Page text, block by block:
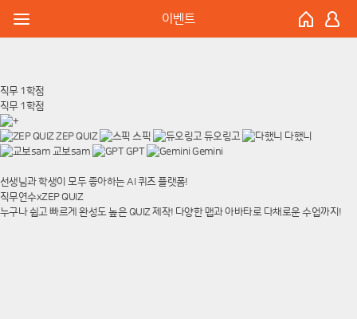
이벤트
직무 1학점
직무 1학점
ZEP QUIZ 스픽 듀오링고
다했니
교보sam
GPT Gemini
선생님과 학생이 모두 좋아하는 AI 퀴즈 플랫폼!
직무연수xZEP QUIZ
누구나 쉽고 빠르게 완성도 높은 QUIZ 제작! 다양한 맵과 아바타로 다채로운 수업까지!